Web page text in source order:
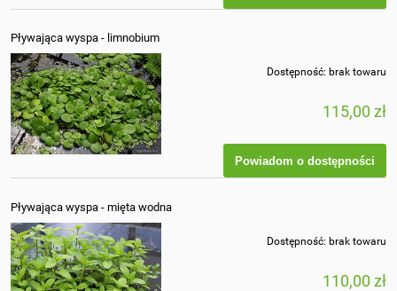
Pływająca wyspa - limnobium
Dostępność: brak towaru
115,00 zł
Powiadom o dostępności
Pływająca wyspa - mięta wodna
Dostępność: brak towaru
110,00 zł